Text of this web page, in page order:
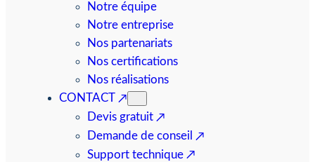
Notre équipe
Notre entreprise
Nos partenariats
Nos certifications
Nos réalisations
CONTACT
Devis gratuit
Demande de conseil
Support technique